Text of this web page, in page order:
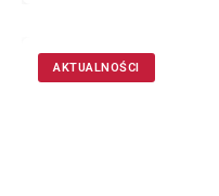
AKTUALNOŚCI